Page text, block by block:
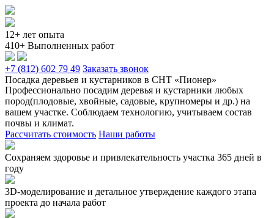
12+ лет опыта
410+ Выполненных работ
+7 (812) 602 79 49 Заказать звонок
Посадка деревьев и кустарников в СНТ «Пионер»
Профессионально посадим деревья и кустарники любых
пород(плодовые, хвойные, садовые, крупномеры и др.) на
вашем участке. Соблюдаем технологию, учитываем состав
почвы и климат.
Рассчитать стоимость Наши работы
Сохраняем здоровье и привлекательность участка 365 дней в
году
3D-моделирование и детальное утверждение каждого этапа
проекта до начала работ